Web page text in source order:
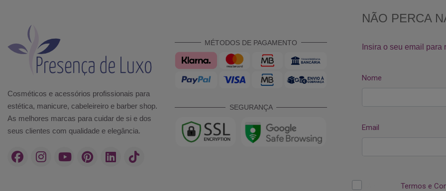
Cosméticos e acessórios profissionais para
estética, manicure, cabeleireiro e barber shop.
As melhores marcas para cuidar de si e dos
seus clientes com qualidade e elegância.
MÉTODOS DE PAGAMENTO
SEGURANÇA